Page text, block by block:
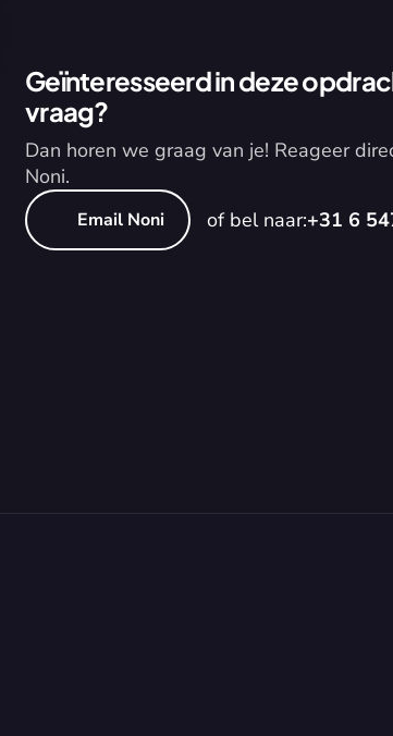
Geïnteresseerd in deze
vraag?
Dan horen we graag van je! Reageer
Noni.
Email Noni of bel naar:+31 6